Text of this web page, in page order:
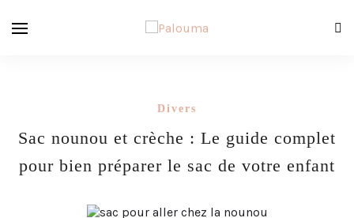
Divers
Sac nounou et crèche : Le guide complet
pour bien préparer le sac de votre enfant